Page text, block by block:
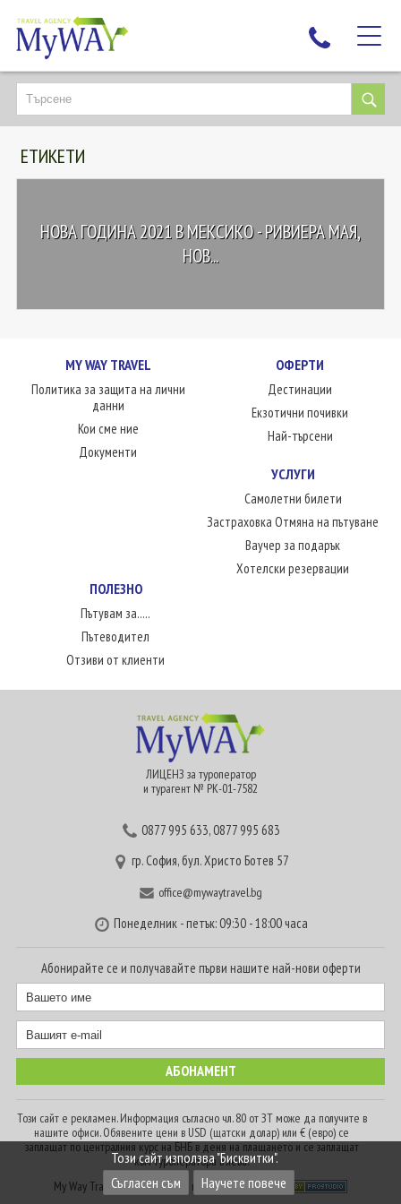
НАЙ-ТЪРСЕНИ
ДЕСТИНАЦИИ
ЕКЗОТИЧНИ ПОЧИВКИ
ЛЮБОПИТНО
КОНТАКТИ
ЕТИКЕТИ
НОВА ГОДИНА 2021 В МЕКСИКО - РИВИЕРА МАЯ,
НОВ...
MY WAY TRAVEL
Политика за защита на лични
данни
Кои сме ние
Документи
ОФЕРТИ
Дестинации
Екзотични почивки
Най-търсени
УСЛУГИ
Самолетни билети
Застраховка Отмяна на пътуване
Ваучер за подарък
Хотелски резервации
ПОЛЕЗНО
Пътувам за.....
Пътеводител
Отзиви от клиенти
ЛИЦЕНЗ за туроператор
и турагент № РК-01-7582
0877 995 633,0877 995 683
гр. София, бул. Христо Ботев 57
office@mywaytravel.bg
Понеделник - петък: 09:30 - 18:00 часа
Абонирайте се и получавайте първи нашите най-нови оферти
Този сайт е рекламен. Информация съгласно чл. 80 от ЗТ може да получите в
нашите офиси. Обявените цени в USD (щатски долар) или € (евро) се
заплащат по централния курс на БНБ в деня на плащането и се заплащат
към туроператора в лева.
My Way Travel © 2016. Всички права запазени
Този сайт използва "Бисквитки".
Съгласен съм
Научете повече